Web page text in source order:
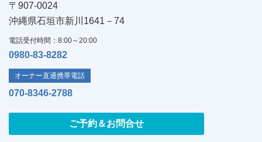
〒907-0024
沖縄県石垣市新川1641－74
電話受付時間：8:00～20:00
0980-83-8282
オーナー直通携帯電話
070-8346-2788
ご予約＆お問合せ